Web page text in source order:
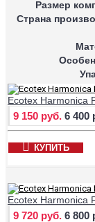
Размер
Страна
Ecotex Harmonica
9 150 руб. 6 400
КУПИТЬ
Ecotex Harmonica
9 720 руб. 6 800